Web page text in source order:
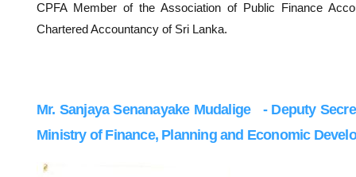
CPFA Member of the Association of Public Finance
Chartered Accountancy of Sri Lanka.
Mr. Sanjaya Senanayake Mudalige
- Deputy
Ministry of Finance, Planning and Economic